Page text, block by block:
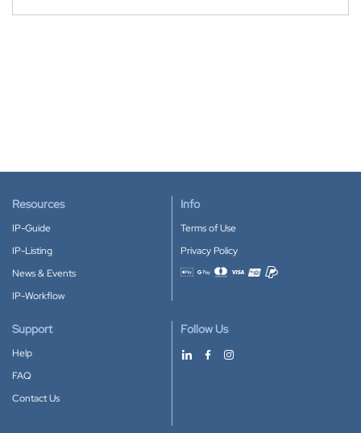
Resources
IP-Guide
IP-Listing
News & Events
IP-Workflow
Info
Terms of Use
Privacy Policy
Accepted payment methods
Support
Help
FAQ
Contact Us
Follow Us